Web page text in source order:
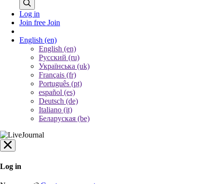
Log in
Join free Join
English (en)
English (en)
Русский (ru)
Українська (uk)
Français (fr)
Português (pt)
español (es)
Deutsch (de)
Italiano (it)
Беларуская (be)
Log in